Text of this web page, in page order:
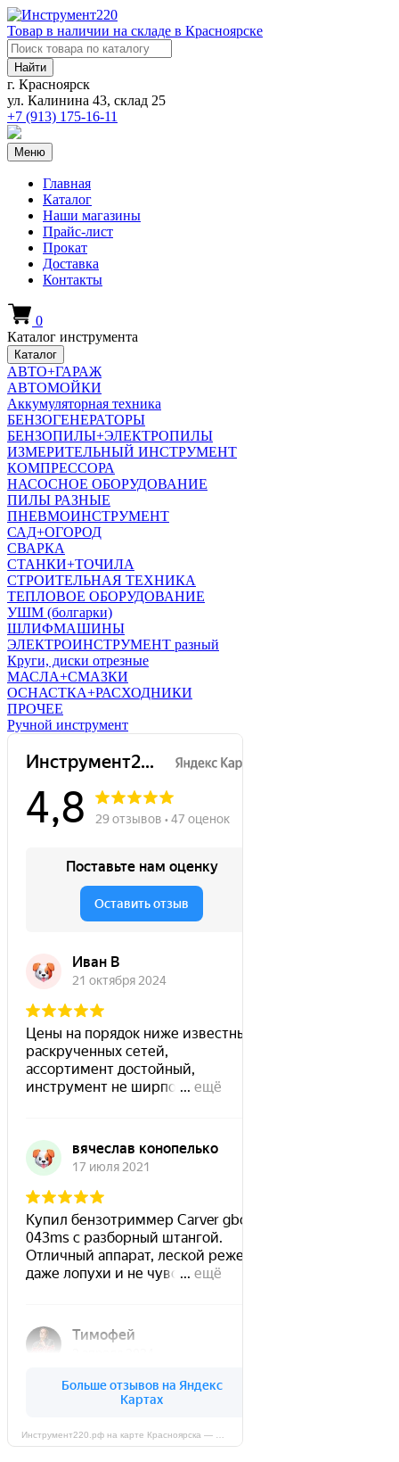
Товар в наличии на складе в Красноярске
Найти
г. Красноярск
ул. Калинина 43, склад 25
+7 (913) 175-16-11
Меню
Главная
Каталог
Наши магазины
Прайс-лист
Прокат
Доставка
Контакты
0
Каталог инструмента
Каталог
АВТО+ГАРАЖ
АВТОМОЙКИ
Аккумуляторная техника
БЕНЗОГЕНЕРАТОРЫ
БЕНЗОПИЛЫ+ЭЛЕКТРОПИЛЫ
ИЗМЕРИТЕЛЬНЫЙ ИНСТРУМЕНТ
КОМПРЕССОРА
НАСОСНОЕ ОБОРУДОВАНИЕ
ПИЛЫ РАЗНЫЕ
ПНЕВМОИНСТРУМЕНТ
САД+ОГОРОД
СВАРКА
СТАНКИ+ТОЧИЛА
СТРОИТЕЛЬНАЯ ТЕХНИКА
ТЕПЛОВОЕ ОБОРУДОВАНИЕ
УШМ (болгарки)
ШЛИФМАШИНЫ
ЭЛЕКТРОИНСТРУМЕНТ разный
Круги, диски отрезные
МАСЛА+СМАЗКИ
ОСНАСТКА+РАСХОДНИКИ
ПРОЧЕЕ
Ручной инструмент